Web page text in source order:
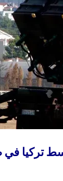
وسط تركيا